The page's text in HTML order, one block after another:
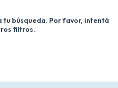
búsqueda. Por favor, intentá
filtros.